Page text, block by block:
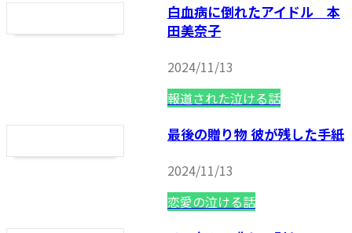
白血病に倒れたアイドル 本
田美奈子
2024/11/13
報道された泣ける話
最後の贈り物 彼が残した手紙
2024/11/13
恋愛の泣ける話